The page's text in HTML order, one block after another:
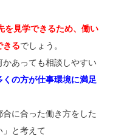
を見学できるため、働い
きるでしょう。
あっても相談しやすい
くの方が仕事環境に満足
合に合った働き方をした
」と考えて